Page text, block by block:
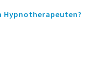
Hypnotherapeuten?